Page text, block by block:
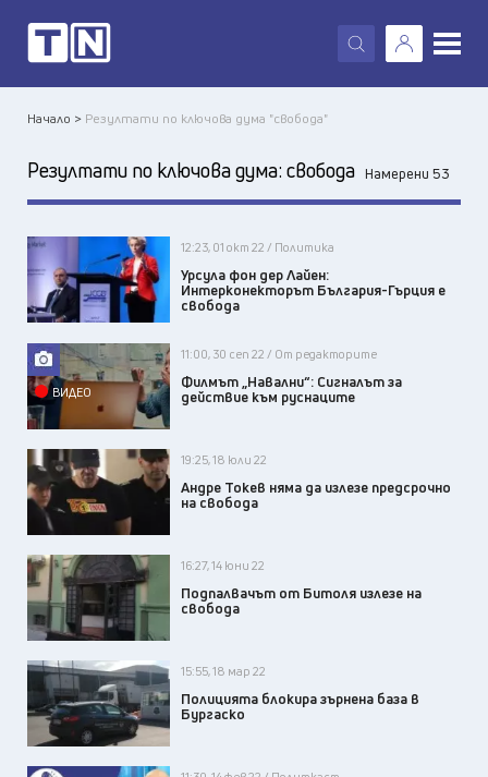
X
Начало > Резултати по ключова дума "свобода"
Резултати по ключова дума: свобода Намерени 53
12:23, 01 окт 22 / Политика
Урсула фон дер Лайен:
Интерконекторът България-Гърция е
свобода
ВИДЕО
11:00, 30 сеп 22 / От редакторите
Филмът „Навални“: Сигналът за
действие към руснаците
19:25, 18 юли 22
Андре Токев няма да излезе предсрочно
на свобода
16:27, 14 юни 22
Подпалвачът от Битоля излезе на
свобода
15:55, 18 мар 22
Полицията блокира зърнена база в
Бургаско